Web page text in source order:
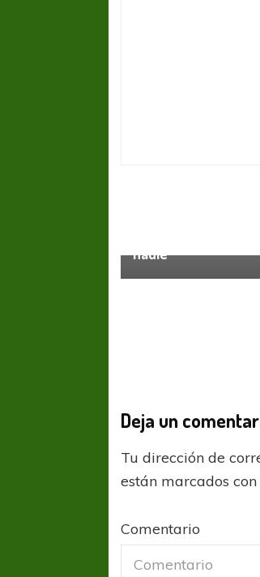
nadie”
Deja un
Tu dirección de
están marcados
Comentario